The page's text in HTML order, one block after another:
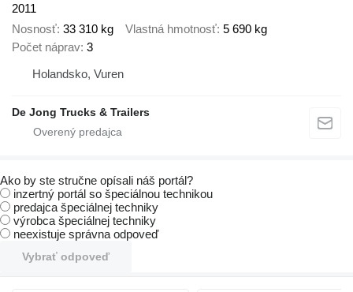
2011
Nosnosť 33 310 kg Vlastná hmotnosť 5 690 kg
Počet náprav 3
Holandsko, Vuren
De Jong Trucks & Trailers
Ako by ste stručne opísali náš portál?
inzertný portál so špeciálnou technikou
predajca špeciálnej techniky
výrobca špeciálnej techniky
neexistuje správna odpoveď
Vybrať odpoveď